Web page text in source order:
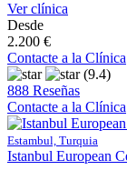
Ver clínica
Desde
2.200 €
Contacte a la Clínica
(9.4)
888 Reseñas
Contacte a la Clínica
Estambul, Turquia
Istanbul European